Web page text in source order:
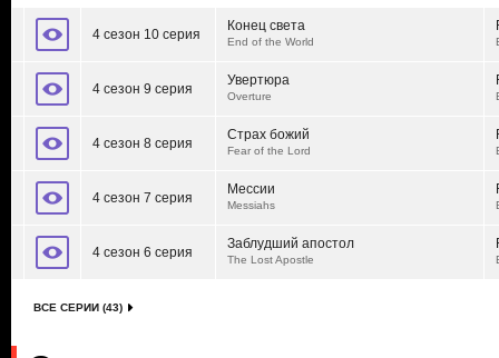
4 сезон 10 серия
Конец света
End of the World
4 сезон 9 серия
Увертюра
Overture
4 сезон 8 серия
Страх божий
Fear of the Lord
4 сезон 7 серия
Мессии
Messiahs
4 сезон 6 серия
Заблудший апостол
The Lost Apostle
ВСЕ СЕРИИ (43)